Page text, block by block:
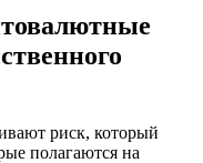
риск, который
полагаются на